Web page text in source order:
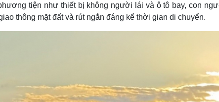
tiện như thiết bị không người lái và ô tô bay, con
thông mặt đất và rút ngắn đáng kể thời gian di chuyển.